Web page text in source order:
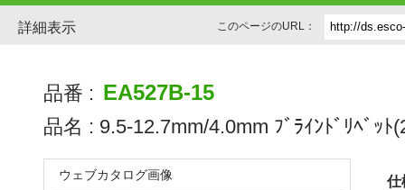
詳細表示 このページのURL：
品番 : EA527B-15
品名 : 9.5-12.7mm/4.0mm ﾌﾞﾗｲﾝﾄﾞﾘﾍﾞｯﾄ
仕
ウェブカタログ画像